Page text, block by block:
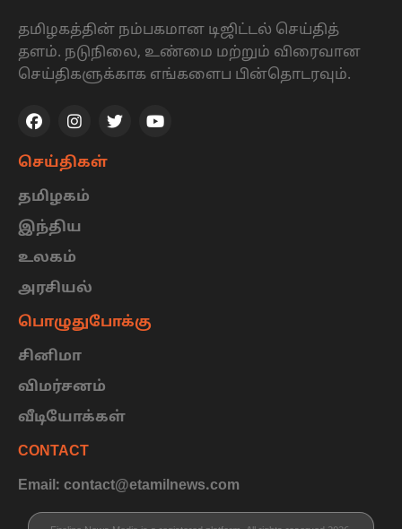
தமிழகத்தின் நம்பகமான டிஜிட்டல் செய்தித்
தளம். நடுநிலை, உண்மை மற்றும் விரைவான
செய்திகளுக்காக எங்களைப பின்தொடரவும்.
செய்திகள்
தமிழகம்
இந்திய
உலகம்
அரசியல்
பொழுதுபோக்கு
சினிமா
விமர்சனம்
வீடியோக்கள்
CONTACT
Email: contact@etamilnews.com